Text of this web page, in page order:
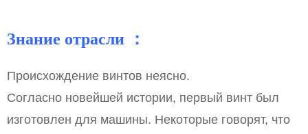
Знание отрасли ：
Происхождение винтов неясно.
Согласно новейшей истории, первый винт был
изготовлен для машины. Некоторые говорят, что